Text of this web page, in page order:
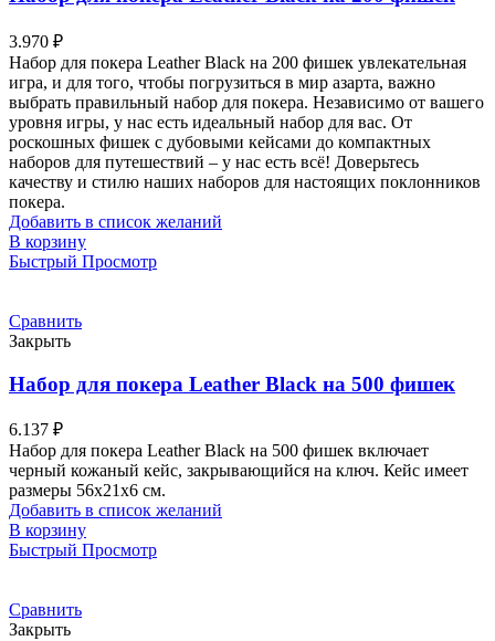
3.970 ₽
Набор для покера Leather Black на 200 фишек увлекательная
игра, и для того, чтобы погрузиться в мир азарта, важно
выбрать правильный набор для покера. Независимо от вашего
уровня игры, у нас есть идеальный набор для вас. От
роскошных фишек с дубовыми кейсами до компактных
наборов для путешествий – у нас есть всё! Доверьтесь
качеству и стилю наших наборов для настоящих поклонников
покера.
Добавить в список желаний
В корзину
Быстрый Просмотр
Сравнить
Закрыть
Набор для покера Leather Black на 500 фишек
6.137 ₽
Набор для покера Leather Black на 500 фишек включает
черный кожаный кейс, закрывающийся на ключ. Кейс имеет
размеры 56х21х6 см.
Добавить в список желаний
В корзину
Быстрый Просмотр
Сравнить
Закрыть